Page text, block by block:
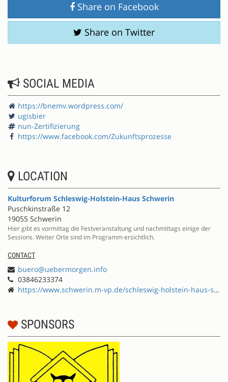
Share on Facebook
Share on Twitter
SOCIAL MEDIA
https://bnemv.wordpress.com/
ugisbier
nun-Zertifizierung
https://www.facebook.com/Zukunftsprozesse
LOCATION
Kulturforum Schleswig-Holstein-Haus Schwerin
Puschkinstraße 12
19055 Schwerin
Hier gibt es vormittag die Festveranstaltung und nachmittags einige der
Sessions. Weiter Orte sind im Programm ersichtlich.
CONTACT
buero@uebermorgen.info
03846233374
https://www.schwerin.m-vp.de/schleswig-holstein-haus-schwerin/
SPONSORS